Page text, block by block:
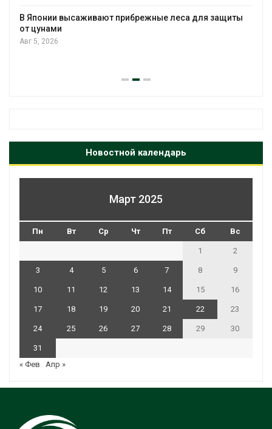
В Японии высаживают прибрежные леса для защиты
от цунами
Авг 5, 2026
Новостной календарь
Март 2025
Пн Вт Ср Чт Пт Сб Вс
1 2
3 4 5 6 7 8 9
10 11 12 13 14 15 16
17 18 19 20 21 22 23
24 25 26 27 28 29 30
31
« Фев
Апр »